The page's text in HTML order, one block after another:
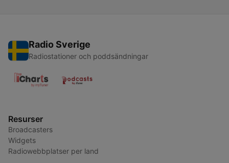
Radio Sverige
Radiostationer och poddsändningar
Resurser
Broadcasters
Widgets
Radiowebbplatser per land